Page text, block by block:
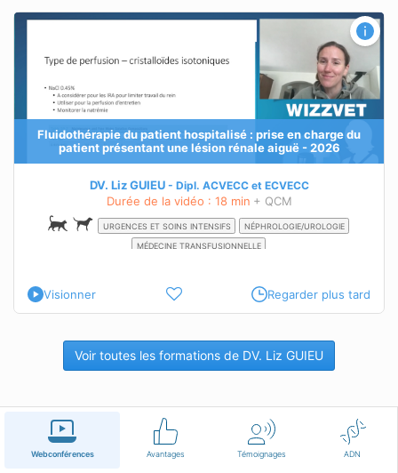
Webconférences Avantages Témoignages ADN
Fluidothérapie du patient hospitalisé : prise en charge du
patient présentant une lésion rénale aiguë - 2026
DV. Liz GUIEU Dipl. ACVECCet ECVECC
Durée de la vidéo : 18 min + QCM
URGENCES ET SOINS INTENSIFS
NÉPHROLOGIE/UROLOGIE
MÉDECINE TRANSFUSIONNELLE
Visionner Regarder plus tard
Voir toutes les formations de DV. Liz GUIEU
Français Conditions d'utilisation Nous contacter